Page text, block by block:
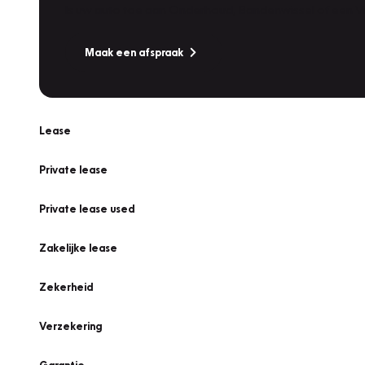
Maak een afspraak
Lease
Private lease
Private lease used
Zakelijke lease
Zekerheid
Verzekering